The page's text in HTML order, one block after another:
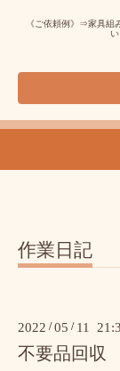
《ご依頼例》⇒家具組
作業日記
2022 /05 / 11
不要品回収